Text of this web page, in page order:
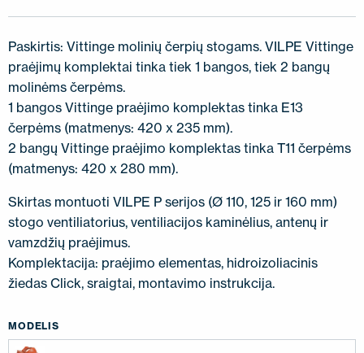
Paskirtis: Vittinge molinių čerpių stogams. VILPE Vittinge
praėjimų komplektai tinka tiek 1 bangos, tiek 2 bangų
molinėms čerpėms.
1 bangos Vittinge praėjimo komplektas tinka E13
čerpėms (matmenys: 420 x 235 mm).
2 bangų Vittinge praėjimo komplektas tinka T11 čerpėms
(matmenys: 420 x 280 mm).
Skirtas montuoti VILPE P serijos (Ø 110, 125 ir 160 mm)
stogo ventiliatorius, ventiliacijos kaminėlius, antenų ir
vamzdžių praėjimus.
Komplektacija: praėjimo elementas, hidroizoliacinis
žiedas Click, sraigtai, montavimo instrukcija.
MODELIS